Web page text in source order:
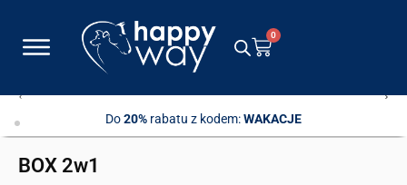
0
Do rabatu z kodem:WAKACJE
BOX 2w1